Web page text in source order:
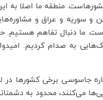
منطقه ما اصلا به
سوریه و عراق و
ما دنبال تفاهم هستیم.
به صدام کردیم.
جاسوسی برخی کشورها در
می‌کنند، محدود به